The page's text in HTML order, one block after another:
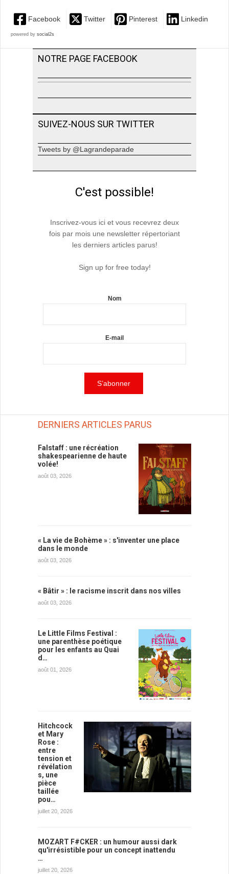
Facebook Twitter Pinterest Linkedin
powered by social2s
NOTRE PAGE FACEBOOK
SUIVEZ-NOUS SUR TWITTER
Tweets by @Lagrandeparade
C'est possible!
Inscrivez-vous ici et vous recevrez deux
fois par mois une newsletter répertoriant
les derniers articles parus!
Sign up for free today!
Nom
E-mail
DERNIERS ARTICLES PARUS
Falstaff : une récréation
shakespearienne de haute
volée!
août 03, 2026
« La vie de Bohème » : s'inventer une place
dans le monde
août 03, 2026
« Bâtir » : le racisme inscrit dans nos villes
août 03, 2026
Le Little Films Festival :
une parenthèse poétique
pour les enfants au Quai
d…
août 01, 2026
Hitchcock
et Mary
Rose :
entre
tension et
révélation
s, une
pièce
taillée
pou…
juillet 20, 2026
MOZART F#CKER : un humour aussi dark
qu'irrésistible pour un concept inattendu
…
juillet 20, 2026